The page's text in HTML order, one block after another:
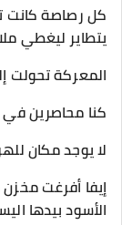
كل رصاصة كانت
يتطاير ليغطي
​المعركة تحولت
كنا محاصرين في
لا يوجد مكان
​إيفا أفرغت
الأسود بيدها